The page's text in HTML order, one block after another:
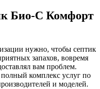
Био-С Комфорт
нужно, чтобы септик
запахов, вовремя
вам проблем.
комплекс услуг по
и моделей.